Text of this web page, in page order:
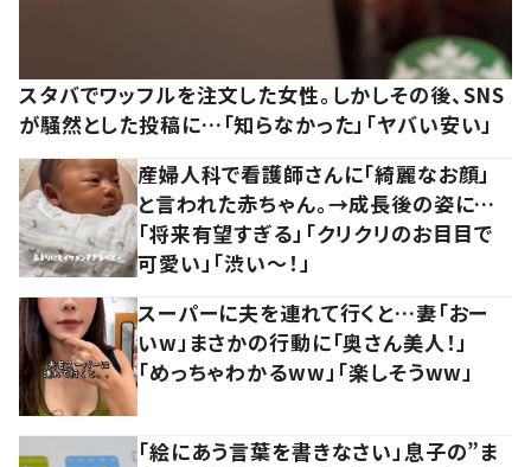
スタバでワッフルを注文した女性。しかしその後、SNS
が騒然とした投稿に…「知らなかった」「ヤバい安い」
産婦人科で看護師さんに「綺麗なお顔」
と言われた赤ちゃん。→成長後の姿に…
「将来有望すぎる」「クリクリのお目目で
可愛い」「渋い～！」
スーパーに夫を連れて行くと…妻「おー
いw」まさかの行動に「奥さん美人！」
「めっちゃわかるww」「楽しそうww」
「絵にあう言葉を書きなさい」息子の”ま